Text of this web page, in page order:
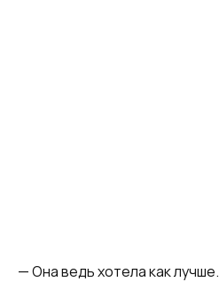
— Она ведь хотела как лучше.